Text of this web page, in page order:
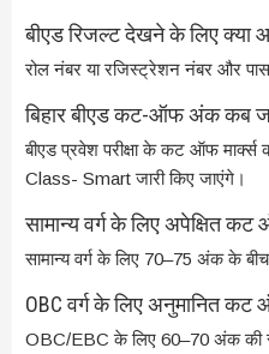
बीएड रिजल्ट देखने के लिए क्या
रोल नंबर या रजिस्ट्रेशन नंबर और
बिहार बीएड कट-ऑफ अंक कब
बीएड प्रवेश परीक्षा के कट ऑफ
Class- Smart जारी किए जाएंगे।
सामान्य वर्ग के लिए अपेक्षित
सामान्य वर्ग के लिए 70–75 अंक के
OBC वर्ग के लिए अनुमानित कट
OBC/EBC के लिए 60–70 अंक की